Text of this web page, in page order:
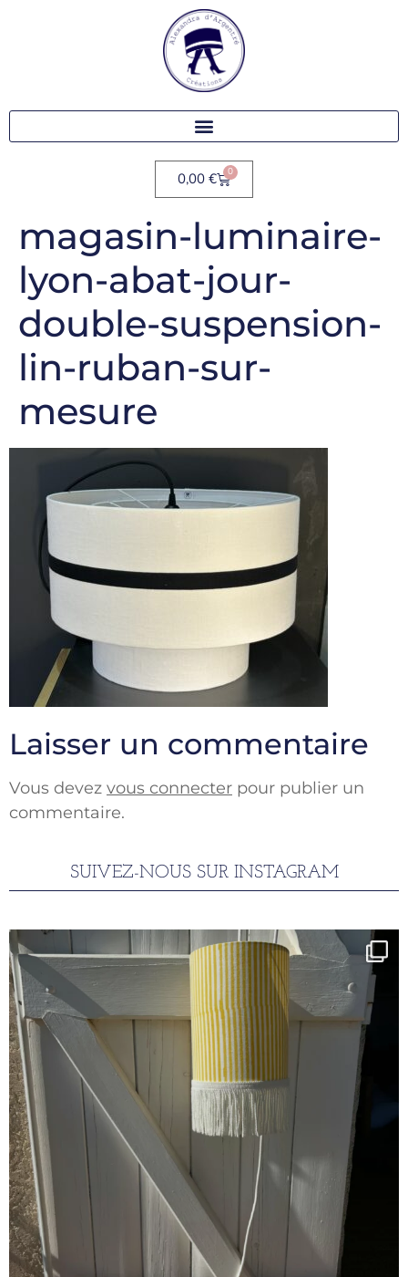
0,00 € 0
magasin-luminaire-
lyon-abat-jour-
double-suspension-
lin-ruban-sur-
mesure
Laisser un commentaire
Vous devez vous connecter pour publier un
commentaire.
SUIVEZ-NOUS SUR INSTAGRAM